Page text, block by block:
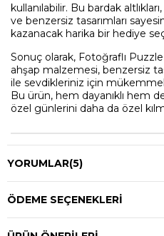
kullanılabilir. Bu bardak
ve benzersiz tasarımları
kazanacak harika bir hediye
Sonuç olarak, Fotoğraflı
ahşap malzemesi, benzersiz
ile sevdikleriniz için
Bu ürün, hem dayanıklı hem
özel günlerini daha da özel
YORUMLAR(5)
ÖDEME SEÇENEKLERI